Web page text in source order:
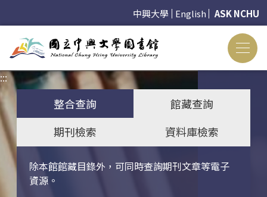
中興大學 English ASK NCHU
:::
整合查詢
館藏查詢
期刊檢索
資料庫檢索
除本館館藏目錄外，可同時查詢期刊文章等電子
資源。
關鍵字搜尋